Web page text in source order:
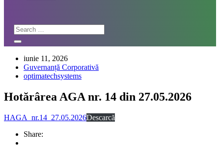
iunie 11, 2026
Guvernanță Corporativă
optimatechsystems
Hotărârea AGA nr. 14 din 27.05.2026
HAGA_nr.14_27.05.2026Descarcă
Share: